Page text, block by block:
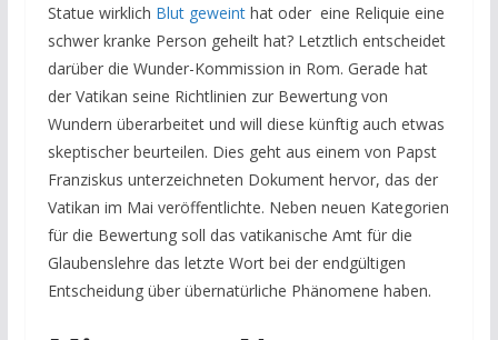
Statue wirklich Blut geweinthat oder eine Reliquie eine
schwer kranke Person geheilt hat? Letztlich entscheidet
darüber die Wunder-Kommission in Rom. Gerade hat
der Vatikan seine Richtlinien zur Bewertung von
Wundern überarbeitet und will diese künftig auch etwas
skeptischer beurteilen. Dies geht aus einem von Papst
Franziskus unterzeichneten Dokument hervor, das der
Vatikan im Mai veröffentlichte. Neben neuen Kategorien
für die Bewertung soll das vatikanische Amt für die
Glaubenslehre das letzte Wort bei der endgültigen
Entscheidung über übernatürliche Phänomene haben.